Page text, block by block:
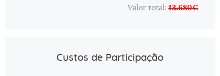
Valor total:13.680€
Custos de Participação